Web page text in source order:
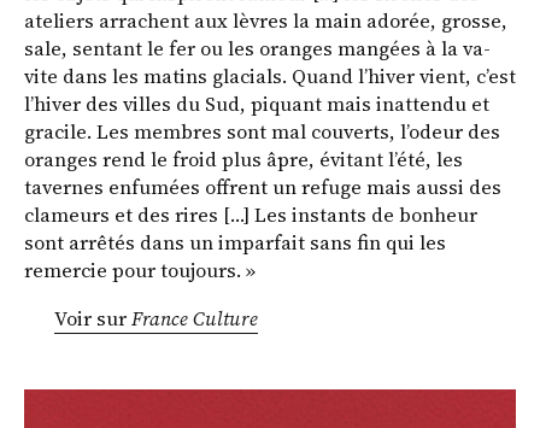
ateliers arrachent aux lèvres la main adorée, grosse,
sale, sentant le fer ou les oranges mangées à la va-
vite dans les matins glacials. Quand l’hiver vient, c’est
l’hiver des villes du Sud, piquant mais inattendu et
gracile. Les membres sont mal couverts, l’odeur des
oranges rend le froid plus âpre, évitant l’été, les
tavernes enfumées offrent un refuge mais aussi des
clameurs et des rires […] Les instants de bonheur
sont arrêtés dans un imparfait sans fin qui les
remercie pour toujours. »
Voir surFrance Culture